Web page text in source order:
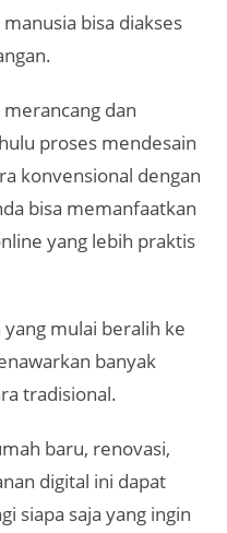
bisa diakses
dan
proses mendesain
konvensional dengan
bisa memanfaatkan
yang lebih praktis
mulai beralih ke
banyak
tradisional.
baru, renovasi,
digital ini dapat
siapa saja yang ingin